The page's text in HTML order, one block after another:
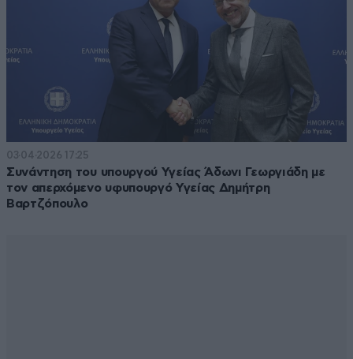
03·04·2026 17:25
Συνάντηση του υπουργού Υγείας Άδωνι Γεωργιάδη με
τον απερχόμενο υφυπουργό Υγείας Δημήτρη
Βαρτζόπουλο